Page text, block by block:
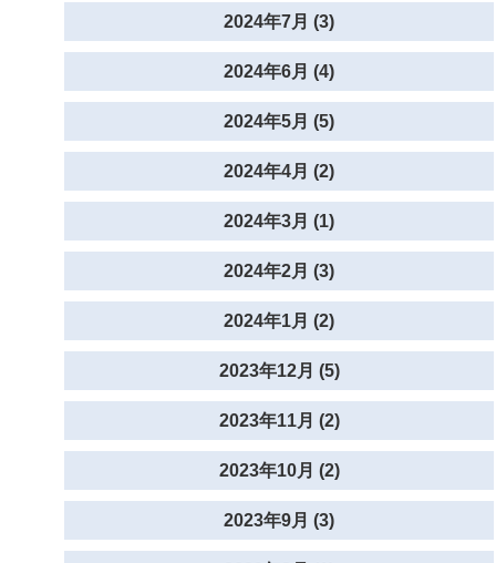
2024年7月 (3)
2024年6月 (4)
2024年5月 (5)
2024年4月 (2)
2024年3月 (1)
2024年2月 (3)
2024年1月 (2)
2023年12月 (5)
2023年11月 (2)
2023年10月 (2)
2023年9月 (3)